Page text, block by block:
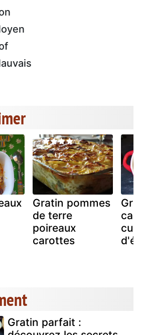
Gratin pommes
de terre
poireaux
carottes
Gratin parfait :